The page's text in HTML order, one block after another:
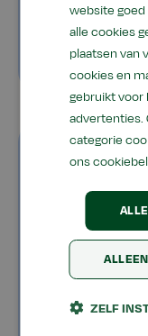
website
alle cookies
plaatsen van
cookies en
gebruikt voor
advertenties.
categorie
ons
ZELF